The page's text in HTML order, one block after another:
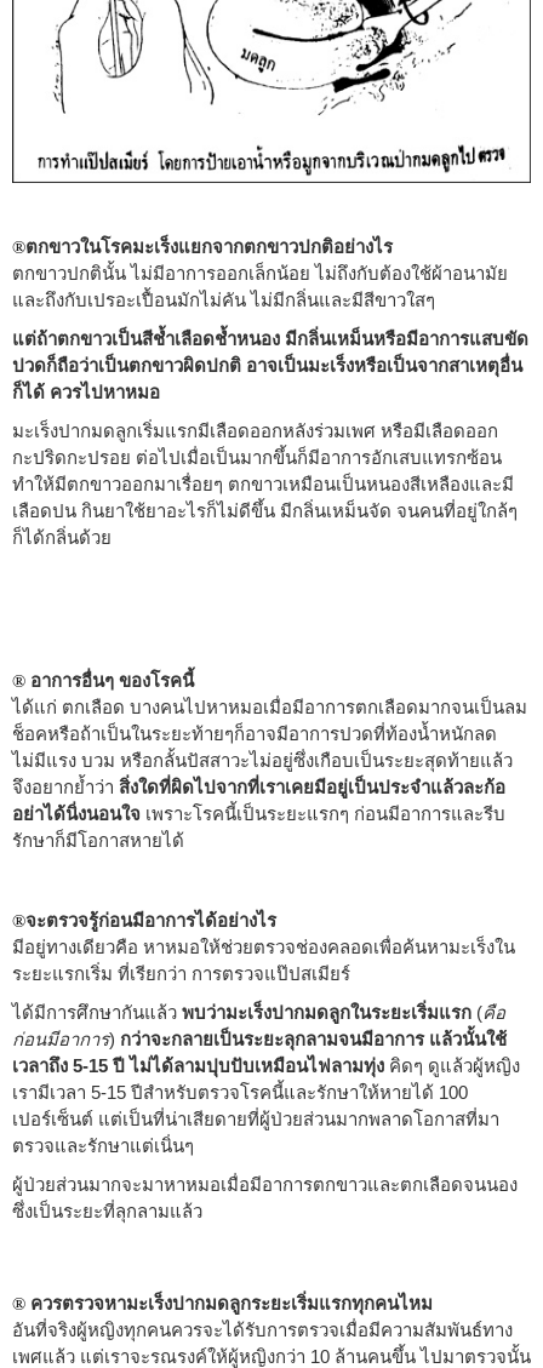
®ตกขาวในโรคมะเร็งแยกจากตกขาวปกติอย่างไร
ตกขาวปกตินั้น ไม่มีอาการออกเล็กน้อย ไม่ถึงกับต้องใช้ผ้าอนามัย
และถึงกับเปรอะเปื้อนมักไม่คัน ไม่มีกลิ่นและมีสีขาวใสๆ
แต่ถ้าตกขาวเป็นสีช้ำเลือดช้ำหนอง มีกลิ่นเหม็นหรือมีอาการแสบขัด
ปวดก็ถือว่าเป็นตกขาวผิดปกติ อาจเป็นมะเร็งหรือเป็นจากสาเหตุอื่น
ก็ได้ ควรไปหาหมอ
มะเร็งปากมดลูกเริ่มแรกมีเลือดออกหลังร่วมเพศ หรือมีเลือดออก
กะปริดกะปรอย ต่อไปเมื่อเป็นมากขึ้นก็มีอาการอักเสบแทรกซ้อน
ทำให้มีตกขาวออกมาเรื่อยๆ ตกขาวเหมือนเป็นหนองสีเหลืองและมี
เลือดปน กินยาใช้ยาอะไรก็ไม่ดีขึ้น มีกลิ่นเหม็นจัด จนคนที่อยู่ใกล้ๆ
ก็ได้กลิ่นด้วย
® อาการอื่นๆ ของโรคนี้
ได้แก่ ตกเลือด บางคนไปหาหมอเมื่อมีอาการตกเลือดมากจนเป็นลม
ช็อคหรือถ้าเป็นในระยะท้ายๆก็อาจมีอาการปวดที่ท้องน้ำหนักลด
ไม่มีแรง บวม หรือกลั้นปัสสาวะไม่อยู่ซึ่งเกือบเป็นระยะสุดท้ายแล้ว
จึงอยากย้ำว่า สิ่งใดที่ผิดไปจากที่เราเคยมีอยู่เป็นประจำแล้วละก้อ
อย่าได้นิ่งนอนใจ เพราะโรคนี้เป็นระยะแรกๆ ก่อนมีอาการและรีบ
รักษาก็มีโอกาสหายได้
®จะตรวจรู้ก่อนมีอาการได้อย่างไร
มีอยู่ทางเดียวคือ หาหมอให้ช่วยตรวจช่องคลอดเพื่อค้นหามะเร็งใน
ระยะแรกเริ่ม ที่เรียกว่า การตรวจแป๊ปสเมียร์
ได้มีการศึกษากันแล้ว พบว่ามะเร็งปากมดลูกในระยะเริ่มแรก (คือ
ก่อนมีอาการ) กว่าจะกลายเป็นระยะลุกลามจนมีอาการ แล้วนั้นใช้
เวลาถึง 5-15 ปี ไม่ได้ลามปุบปับเหมือนไฟลามทุ่ง คิดๆ ดูแล้วผู้หญิง
เรามีเวลา 5-15 ปีสำหรับตรวจโรคนี้และรักษาให้หายได้ 100
เปอร์เซ็นต์ แต่เป็นที่น่าเสียดายที่ผู้ป่วยส่วนมากพลาดโอกาสที่มา
ตรวจและรักษาแต่เนิ่นๆ
ผู้ป่วยส่วนมากจะมาหาหมอเมื่อมีอาการตกขาวและตกเลือดจนนอง
ซึ่งเป็นระยะที่ลุกลามแล้ว
® ควรตรวจหามะเร็งปากมดลูกระยะเริ่มแรกทุกคนไหม
อันที่จริงผู้หญิงทุกคนควรจะได้รับการตรวจเมื่อมีความสัมพันธ์ทาง
เพศแล้ว แต่เราจะรณรงค์ให้ผู้หญิงกว่า 10 ล้านคนขึ้น ไปมาตรวจนั้น